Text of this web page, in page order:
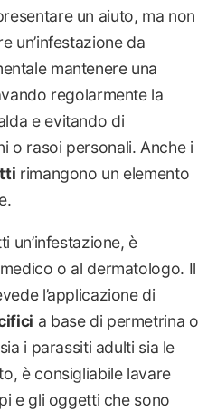
un aiuto, ma non
un’infestazione da
mantenere una
regolarmente la
e evitando di
o rasoi personali. Anche i
rimangono un elemento
un’infestazione, è
o al dermatologo. Il
l’applicazione di
a base di permetrina o
i parassiti adulti sia le
è consigliabile lavare
e gli oggetti che sono